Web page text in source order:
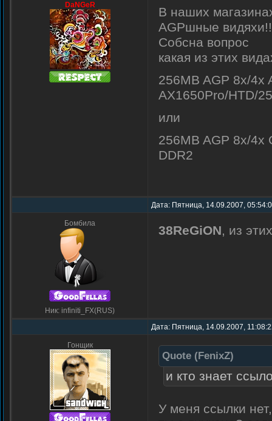
DaNGeR
В наших
AGPшные
Собсна вопрос
какая из этих
256MB AGP 8x/4x
AX1650Pro/HTD/
или
256MB AGP 8x/4x
DDR2
Дата: Пятница, 14.09.2007,
Бомбила
Ник: infiniti_FX(RUS)
38ReGiON, из
Дата: Пятница, 14.09.2007,
Гонщик
Quote (FenixZ)
и кто знает
У меня ссылки